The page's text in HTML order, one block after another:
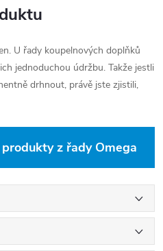
U řady koupelnových doplňků
jednoduchou údržbu. Takže jestli
drhnout, právě jste zjistili,
z řady Omega